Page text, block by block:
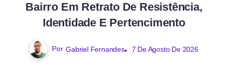
Bairro Em Retrato De Resistência,
Identidade E Pertencimento
Por Gabriel Fernandes 7 De Agosto De 2026